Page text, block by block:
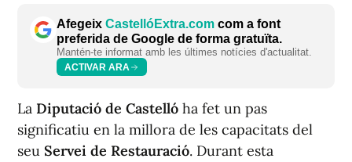
Afegeix CastellóExtra.com com a font
preferida de Google de forma gratuïta.
Mantén-te informat amb les últimes notícies d'actualitat.
ACTIVAR ARA
La Diputació de Castelló ha fet un pas
significatiu en la millora de les capacitats del
seu Servei de Restauració. Durant esta